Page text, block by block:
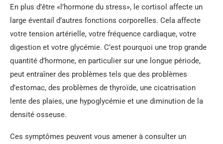
En plus d’être «l’hormone du stress», le cortisol affecte un
large éventail d’autres fonctions corporelles. Cela affecte
votre tension artérielle, votre fréquence cardiaque, votre
digestion et votre glycémie. C’est pourquoi une trop grande
quantité d’hormone, en particulier sur une longue période,
peut entraîner des problèmes tels que des problèmes
d’estomac, des problèmes de thyroïde, une cicatrisation
lente des plaies, une hypoglycémie et une diminution de la
densité osseuse.
Ces symptômes peuvent vous amener à consulter un